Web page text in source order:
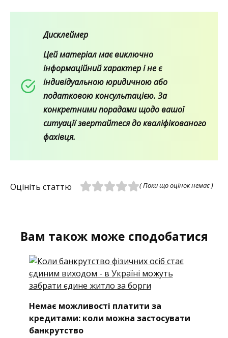
Дисклеймер
Цей матеріал має виключно
інформаційний характер і не є
індивідуальною юридичною або
податковою консультацією. За
конкретними порадами щодо вашої
ситуації звертайтеся до кваліфікованого
фахівця.
Оцініть статтю ( Поки що оцінок немає )
Вам також може сподобатися
Немає можливості платити за
кредитами: коли можна застосувати
банкрутство